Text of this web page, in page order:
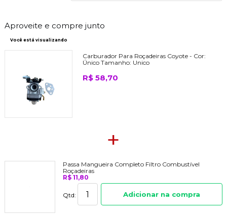
Aproveite e compre junto
Você está visualizando
Carburador Para Roçadeiras Coyote - Cor:
Único Tamanho: Unico
R$ 58,70
+
Passa Mangueira Completo Filtro Combustível
Roçadeiras
R$ 11,80
Qtd: Adicionar na compra